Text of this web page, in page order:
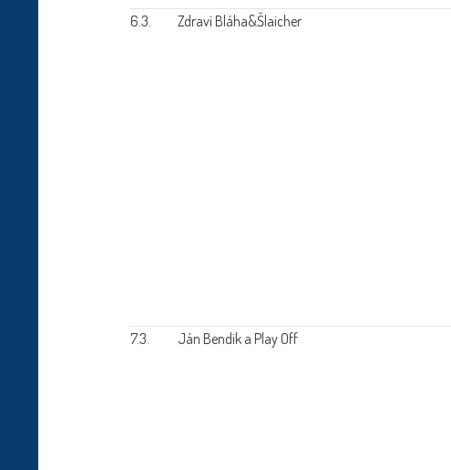
6.3. Zdraví Bláha&Šlaicher
7.3. Ján Bendik a Play Off